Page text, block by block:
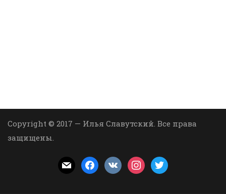
Copyright © 2017 — Илья Славутский. Все права
защищены.
mail facebookvkontakteinstagram
twitter